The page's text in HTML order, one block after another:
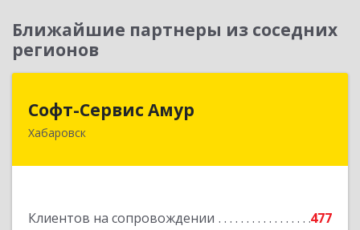
Ближайшие партнеры из соседних
регионов
Софт-Сервис Амур
Хабаровск
Клиентов на сопровождении 477
680000, Хабаровский край, Хабаровск г,